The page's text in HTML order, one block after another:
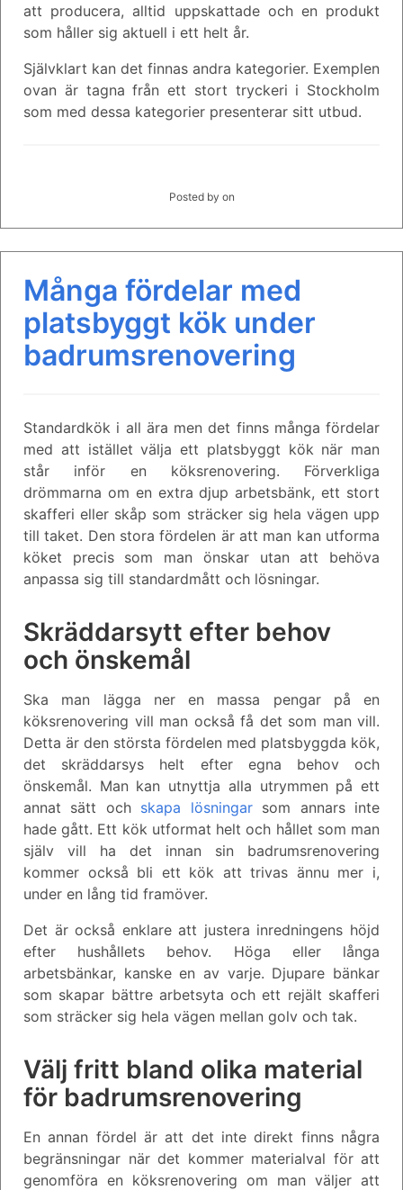
att producera, alltid uppskattade och en produkt
som håller sig aktuell i ett helt år.
Självklart kan det finnas andra kategorier. Exemplen
ovan är tagna från ett stort tryckeri i Stockholm
som med dessa kategorier presenterar sitt utbud.
Posted by on
Många fördelar med
platsbyggt kök under
badrumsrenovering
Standardkök i all ära men det finns många fördelar
med att istället välja ett platsbyggt kök när man
står inför en köksrenovering. Förverkliga
drömmarna om en extra djup arbetsbänk, ett stort
skafferi eller skåp som sträcker sig hela vägen upp
till taket. Den stora fördelen är att man kan utforma
köket precis som man önskar utan att behöva
anpassa sig till standardmått och lösningar.
Skräddarsytt efter behov
och önskemål
Ska man lägga ner en massa pengar på en
köksrenovering vill man också få det som man vill.
Detta är den största fördelen med platsbyggda kök,
det skräddarsys helt efter egna behov och
önskemål. Man kan utnyttja alla utrymmen på ett
annat sätt och skapa lösningarsom annars inte
hade gått. Ett kök utformat helt och hållet som man
själv vill ha det innan sin badrumsrenovering
kommer också bli ett kök att trivas ännu mer i,
under en lång tid framöver.
Det är också enklare att justera inredningens höjd
efter hushållets behov. Höga eller långa
arbetsbänkar, kanske en av varje. Djupare bänkar
som skapar bättre arbetsyta och ett rejält skafferi
som sträcker sig hela vägen mellan golv och tak.
Välj fritt bland olika material
för badrumsrenovering
En annan fördel är att det inte direkt finns några
begränsningar när det kommer materialval för att
genomföra en köksrenovering om man väljer att